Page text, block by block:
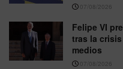
07/08/2026
Felipe VI
tras la
medios
07/08/2026